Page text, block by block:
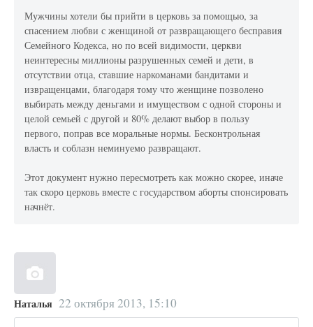
Мужчины хотели бы прийти в церковь за помощью, за
спасением любви с женщиной от развращающего бесправия
Семейного Кодекса, но по всей видимости, церкви
неинтересны миллионы разрушенных семей и дети, в
отсутствии отца, ставшие наркоманами бандитами и
извращенцами, благодаря тому что женщине позволено
выбирать между деньгами и имуществом с одной стороны и
целой семьей с другой и 80% делают выбор в пользу
первого, поправ все моральные нормы. Бесконтрольная
власть и соблазн неминуемо развращают.
Этот документ нужно пересмотреть как можно скорее, иначе
так скоро церковь вместе с государством аборты спонсировать
начнёт.
Наталья 22 октября 2013, 15:10